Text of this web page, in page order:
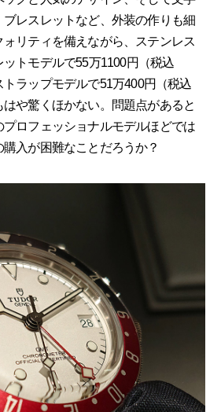
レスレットなど、外装の作りも細
リティを備えながら、ステンレス
トモデルで55万1100円（税込
ラップモデルで51万400円（税込
や驚くほかない。問題点があると
ロフェッショナルモデルほどでは
入が困難なことだろうか？